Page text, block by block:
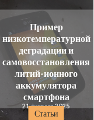
Статьи
Пример
низкотемпературной
деградации и
самовосстановления
литий-ионного
аккумулятора
смартфона
21 февраля 2025